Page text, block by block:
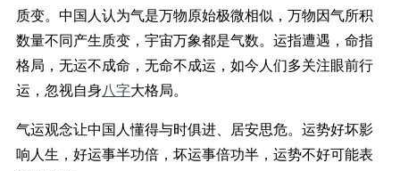
质变。中国人认为气是万物原始极微相似，万物因气所积
数量不同产生质变，宇宙万象都是气数。运指遭遇，命指
格局，无运不成命，无命不成运，如今人们多关注眼前行
运，忽视自身八字大格局。
气运观念让中国人懂得与时俱进、居安思危。运势好坏影
响人生，好运事半功倍，坏运事倍功半，运势不好可能表